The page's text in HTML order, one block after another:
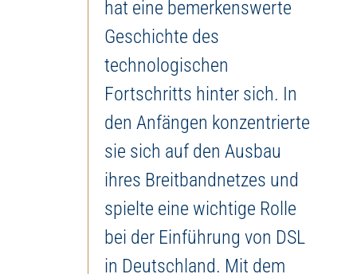
hat eine bemerkenswerte
Geschichte des
technologischen
Fortschritts hinter sich. In
den Anfängen konzentrierte
sie sich auf den Ausbau
ihres Breitbandnetzes und
spielte eine wichtige Rolle
bei der Einführung von DSL
in Deutschland. Mit dem